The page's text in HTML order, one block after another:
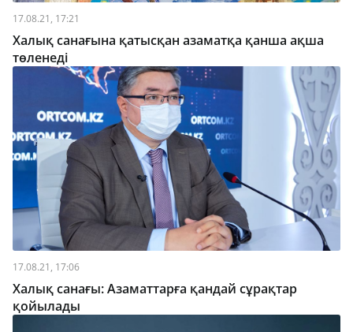
17.08.21, 17:21
Халық санағына қатысқан азаматқа қанша ақша
төленеді
17.08.21, 17:06
Халық санағы: Азаматтарға қандай сұрақтар
қойылады